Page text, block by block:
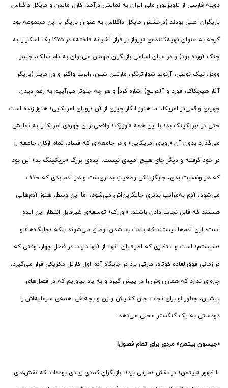
دوبله فارسی از تلویزیون ملی ایران به نمایش درآمد. کارل مالدن و مایکل داگلاس
بازیگران اصلی بودند (درخشش مایکل داگلاس به عنوان بازیگر با این مجموعه بود
گرچه به عنوان تهیه‌کننده‌ی «پرواز بر فراز آشیانه فاخته» در ۱۹۷۵ یک اسکار را به
چنگ آورده بود) و در میان اسامی بازیگران مهمان می‌توان به تام سلک، جیمز
وودز، نیک نولتی، آرنولد شوارتزنگر، مارتین شین، رابرت واگنر و ورا مایلز (بازیگر
آثار هیچکاک، فورد و آلدریچ) اشاره کرد] و هر چه جلوتر می‌آییم به رغمِ دیدنِ
چهره‌ی واقعی‌تر امریکا، اما هنوز انگار چیزی از آن «رویای امریکایی» هنوز زنده است
حتی در «بریکینگ بد» با این همه «اوزارک» واقعی‌ترین چهره‌ی امریکا را به نمایش
می‌گذارد بدون آن «رویای امریکایی» و در جامعه‌ای که فساد، تمام ارکانِ جامعه را
در خود گرفته و دیگر جای هیچ امیدی نیست. ایده‌ی بزرگ «بریکینگ بد» این بود
که هر وضعیت بدی، جایگزینش وضعیتِ بدتری‌ست و هر آدم بدی که حذف
می‌شود، آدم به‌مراتب بدتری جایگزین‌اش می‌شود، اما این وسط، هنوز آدم‌هایی
هستند که قابلِ نجات دادن باشند؛ «اوزارک» توسعه‌ی غیرقابلِ انتظار این ایده
است؛ این آدم‌ها نیستند که باعث بد شدن اوضاع می‌شوند بلکه «جایگاه‌ها» و
«سیستم» است و انتظاری که اطرافیان آنها، از آنها دارند. در فصلِ چهار، وقتی که
در زمانی فوق‌العاده کوتاه، مارتی برد در جایگاه آدم اولِ کارتلِ مکزیکی قرار می‌گیرد،
چاره‌ای ندارد که همان روش را در پیش گیرد و به یاد بیاوریم که در فصل‌های
پیشین، چطور او برای نجات جان کشیش و زن و بچه‌اش، همه‌ی سرمایه‌اش را
دودستی به یک گنگستر محلی می‌دهد.
«جیسون بیتمن» مردی برای تمام فصول!
تا ظهور «بیتمن» در نقش «مارتی برد»، بازیگرانِ کمدیِ زیادی بوده‌اند که نقش‌های